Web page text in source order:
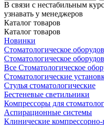
В связи с нестабильным
узнавать у менеджеров
Каталог товаров
Каталог товаров
Новинки
Стоматологическое
Стоматологическое
Все Стоматологическое
Стоматологические
Стулья стоматологические
Бестеневые светильники
Компрессоры для
Аспирационные системы
Клинические